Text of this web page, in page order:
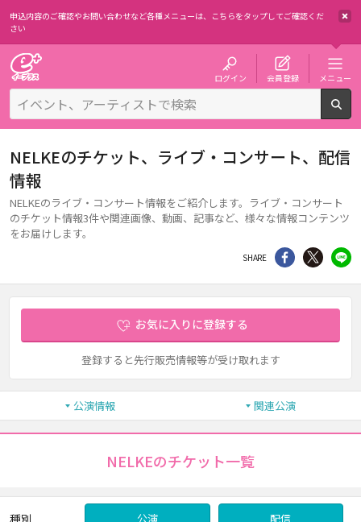
申込内容のご確認やお問い合わせなど各種メニューは、 こちらをタップしてご確認くだ
さい
ログイン 会員登録 メニュー
NELKEのチケット、ライブ・コンサート、配信
情報
NELKEのライブ・コンサート情報をご紹介します。ライブ・コンサート
のチケット情報3件や関連画像、動画、記事など、様々な情報コンテンツ
をお届けします。
SHARE シェア Twitter
お気に入りに登録する
登録すると先行販売情報等が受け取れます
公演情報 関連公演
NELKEのチケット一覧
種別 公演 配信